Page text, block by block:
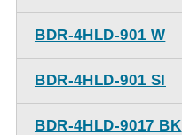
BDR-4HLD-901 W
BDR-4HLD-901 SI
BDR-4HLD-9017 BK